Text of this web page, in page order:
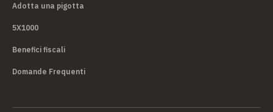
Adotta una pigotta
5X1000
Benefici fiscali
Domande Frequenti